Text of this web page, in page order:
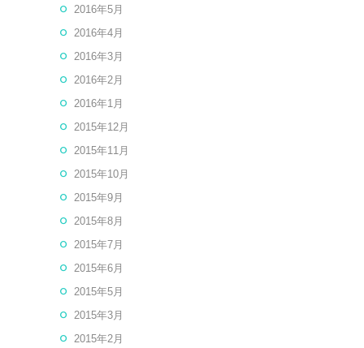
2016年5月
2016年4月
2016年3月
2016年2月
2016年1月
2015年12月
2015年11月
2015年10月
2015年9月
2015年8月
2015年7月
2015年6月
2015年5月
2015年3月
2015年2月